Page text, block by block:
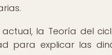
la Teoría del
para explicar las